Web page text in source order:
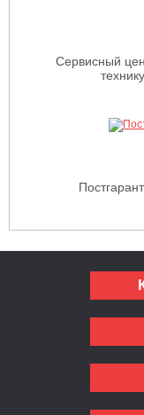
Сервисный